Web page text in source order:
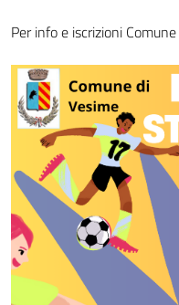
Per info e iscrizioni